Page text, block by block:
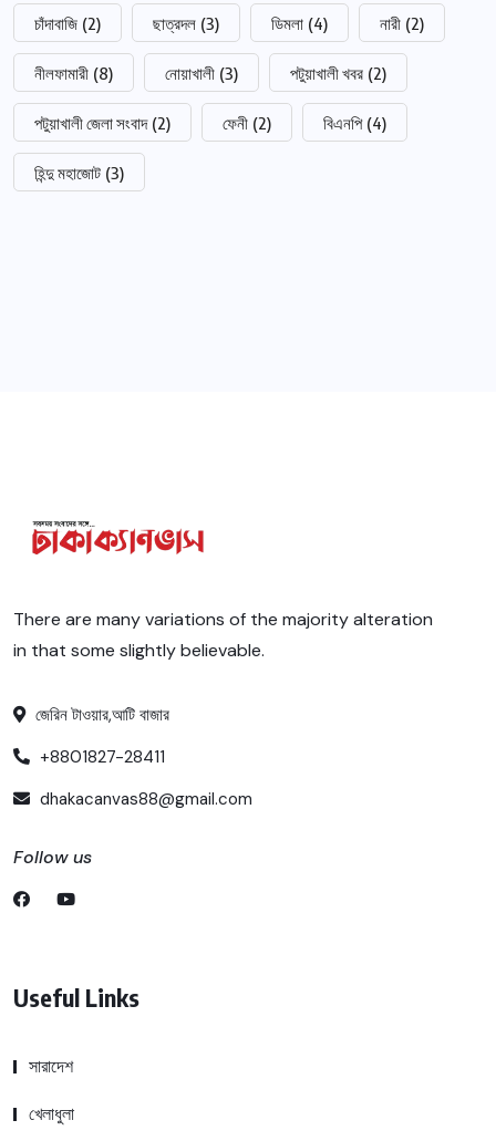
চাঁদাবাজি (2) ছাত্রদল (3) ডিমলা (4) নারী (2)
নীলফামারী (8) নোয়াখালী (3) পটুয়াখালী খবর (2)
পটুয়াখালী জেলা সংবাদ (2) ফেনী (2) বিএনপি (4)
হিন্দু মহাজোট (3)
There are many variations of the majority alteration
in that some slightly believable.
জেরিন টাওয়ার,আটি বাজার
+8801827-28411
dhakacanvas88@gmail.com
Follow us
Useful Links
সারাদেশ
খেলাধুলা